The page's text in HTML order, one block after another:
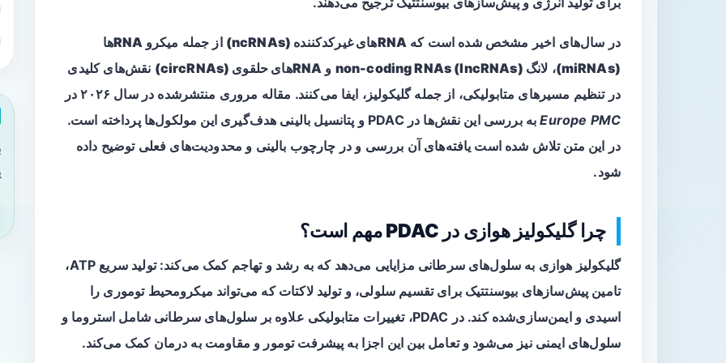
در سال‌های اخیر مشخص شده است که RNAهای غیرکدکننده (ncRNAs) از جمله
میکرو RNAها
(miRNAs)
، لانگ‌ non-coding RNAs (lncRNAs) و RNAهای حلقوی (circRNAs)
نقش‌های کلیدی
در تنظیم مسیرهای متابولیکی، از جمله گلیکولیز، ایفا می‌کنند. مقاله مروری منتشرشده در سال ۲۰۲۶ در
Europe PMC
به بررسی این نقش‌ها در PDAC و پتانسیل بالینی هدف‌گیری این مولکول‌ها پرداخته است.
در این متن تلاش شده است یافته‌های آن بررسی و در چارچوب بالینی و محدودیت‌های فعلی توضیح داده
شود.
چرا گلیکولیز هوازی در PDAC مهم است؟
گلیکولیز هوازی به سلول‌های سرطانی مزایایی می‌دهد که به رشد و تهاجم کمک می‌کند: تولید سریع ATP،
تامین پیش‌سازهای بیوسنتتیک برای تقسیم سلولی، و تولید لاکتات که می‌تواند میکرومحیط توموری را
اسیدی و ایمن‌سازی‌شده کند. در PDAC، تغییرات متابولیکی علاوه بر سلول‌های سرطانی شامل استروما و
سلول‌های ایمنی نیز می‌شود و تعامل بین این اجزا به پیشرفت تومور و مقاومت به درمان کمک می‌کند.